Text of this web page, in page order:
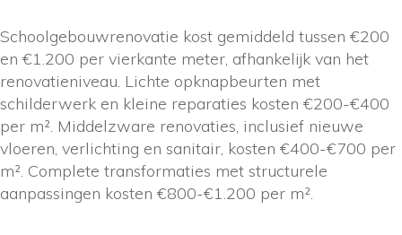
Schoolgebouwrenovatie kost gemiddeld tussen €200
en €1.200 per vierkante meter, afhankelijk van het
renovatieniveau. Lichte opknapbeurten met
schilderwerk en kleine reparaties kosten €200-€400
per m². Middelzware renovaties, inclusief nieuwe
vloeren, verlichting en sanitair, kosten €400-€700 per
m². Complete transformaties met structurele
aanpassingen kosten €800-€1.200 per m².